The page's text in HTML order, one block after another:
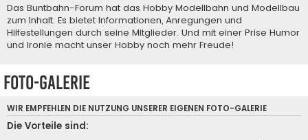
Das Buntbahn-Forum hat das Hobby Modellbahn und Modellbau
zum Inhalt. Es bietet Informationen, Anregungen und
Hilfestellungen durch seine Mitglieder. Und mit einer Prise Humor
und Ironie macht unser Hobby noch mehr Freude!
Foto-Galerie
WIR EMPFEHLEN DIE NUTZUNG UNSERER EIGENEN FOTO-GALERIE
Die Vorteile sind: